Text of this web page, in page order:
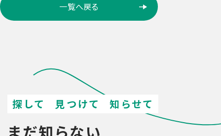
ケ
一覧へ戻る
探して 見つけて 知らせて